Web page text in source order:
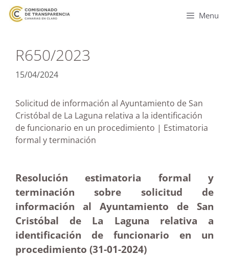
Menu
R650/2023
15/04/2024
Solicitud de información al Ayuntamiento de San
Cristóbal de La Laguna relativa a la identificación
de funcionario en un procedimiento | Estimatoria
formal y terminación
Resolución estimatoria formal y
terminación sobre solicitud de
información al Ayuntamiento de San
Cristóbal de La Laguna relativa a
identificación de funcionario en un
procedimiento (31-01-2024)